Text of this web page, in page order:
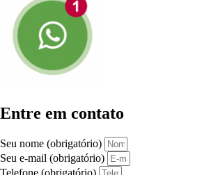
Entre em contato
Seu nome (obrigatório)
Seu e-mail (obrigatório)
Telefone (obrigatório)